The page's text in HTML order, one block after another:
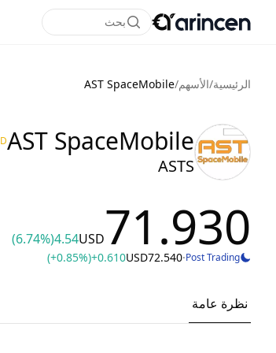
بحث
الرئيسية/الأسهم/
AST SpaceMobile
AST SpaceMobile
D
ASTS
71.930
USD
4.54
(6.74%)
Post Trading
·
72.540
USD
+0.610
(+0.85%)
نظرة عامة